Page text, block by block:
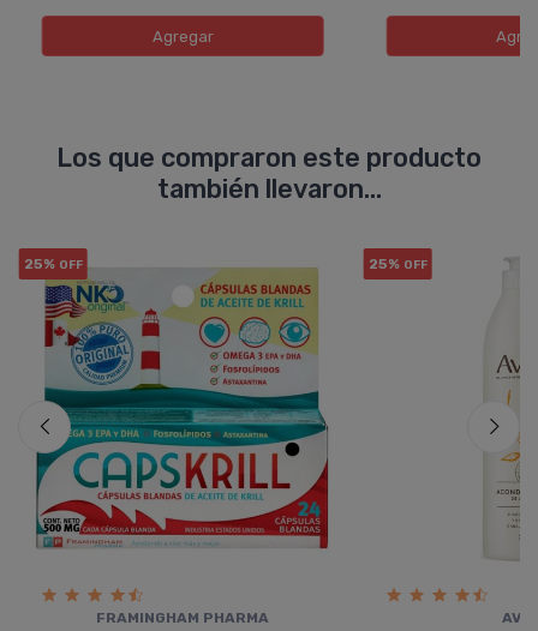
Agregar
Los que compraron este producto
también llevaron...
25% OFF
FRAMINGHAM PHARMA
25% OFF